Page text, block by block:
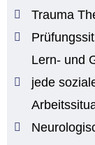
Trauma
Lern- und
jede